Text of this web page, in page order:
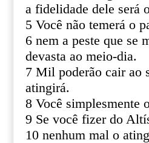
a fidelidade dele será
5 Você não temerá o
6 nem a peste que se
devasta ao meio-dia.
7 Mil poderão cair ao
atingirá.
8 Você simplesmente
9 Se você fizer do
10 nenhum mal o